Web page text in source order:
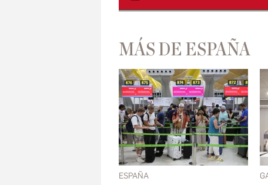
MÁS DE ESPAÑA
ESPAÑA